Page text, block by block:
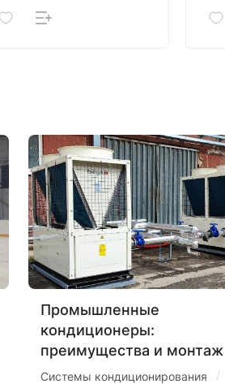
Промышленные
кондиционеры:
преимущества и монтаж
Системы кондиционирования /